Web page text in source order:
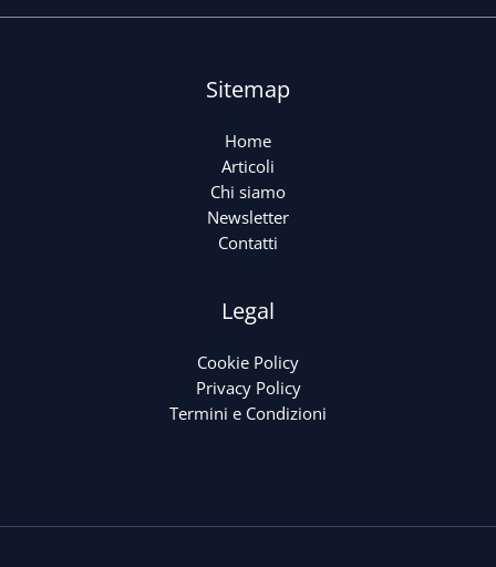
Sitemap
Home
Articoli
Chi siamo
Newsletter
Contatti
Legal
Cookie Policy
Privacy Policy
Termini e Condizioni